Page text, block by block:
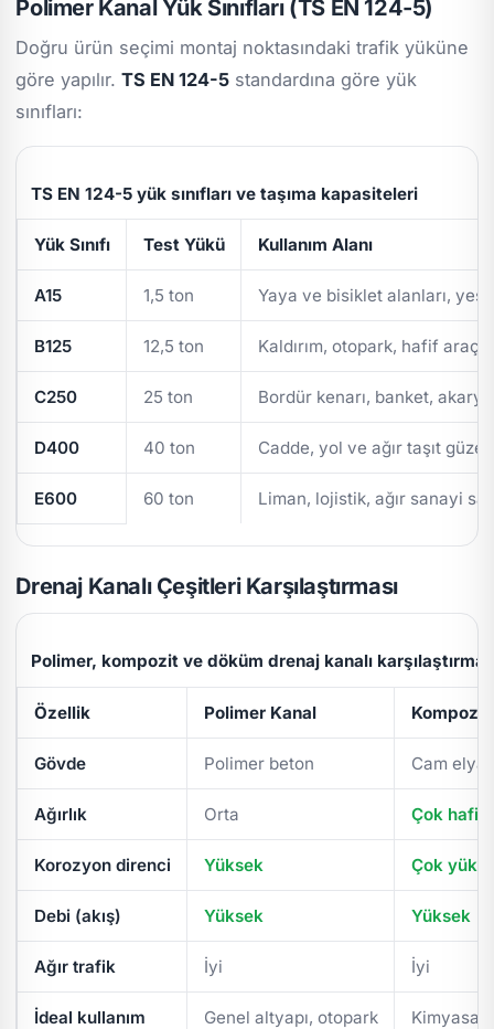
Polimer Kanal Yük Sınıfları (TS EN 124-5)
Doğru ürün seçimi montaj noktasındaki trafik yüküne
göre yapılır.TS EN 124-5 standardına göre yük
sınıfları:
TS EN 124-5 yük sınıfları ve taşıma kapasiteleri
Yük Sınıfı Test Yükü Kullanım Alanı
A15 1,5 ton Yaya ve bisiklet alanları,
B125 12,5 ton Kaldırım, otopark, hafif araç
C250 25 ton Bordür kenarı, banket,
D400 40 ton Cadde, yol ve ağır taşıt
E600 60 ton Liman, lojistik, ağır sanayi
Drenaj Kanalı Çeşitleri Karşılaştırması
Polimer, kompozit ve döküm drenaj kanalı
Özellik Polimer Kanal Kompozit
Gövde Polimer beton Cam
Ağırlık Orta Çok hafif
Korozyon direnci Yüksek Çok
Debi (akış) Yüksek Yüksek
Ağır trafik İyi İyi
İdeal kullanım Genel altyapı, otopark